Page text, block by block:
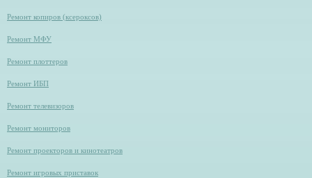
Ремонт копиров (ксероксов)
Ремонт МФУ
Ремонт плоттеров
Ремонт ИБП
Ремонт телевизоров
Ремонт мониторов
Ремонт проекторов и кинотеатров
Ремонт игровых приставок